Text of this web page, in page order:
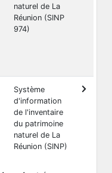
naturel de La
Réunion (SINP
974)
Système
d'information
de l'inventaire
du patrimoine
naturel de La
Réunion (SINP)